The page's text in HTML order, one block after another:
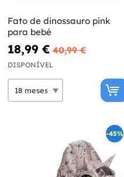
Fato de dinossauro pink
para bebé
18,99 € 40,99 €
DISPONÍVEL
-45%